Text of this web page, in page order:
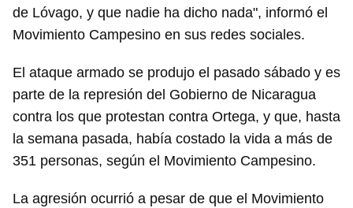
de Lóvago, y que nadie ha dicho nada", informó el
Movimiento Campesino en sus redes sociales.
El ataque armado se produjo el pasado sábado y es
parte de la represión del Gobierno de Nicaragua
contra los que protestan contra Ortega, y que, hasta
la semana pasada, había costado la vida a más de
351 personas, según el Movimiento Campesino.
La agresión ocurrió a pesar de que el Movimiento